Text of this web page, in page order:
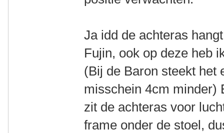
Ja idd de achteras
Fujin, ook op deze heb
(Bij de Baron steekt het
misschein 4cm minder)
zit de achteras voor
frame onder de stoel,